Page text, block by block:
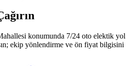
konumunda 7/24 oto elektik yol
ekip yönlendirme ve ön fiyat bilgisini